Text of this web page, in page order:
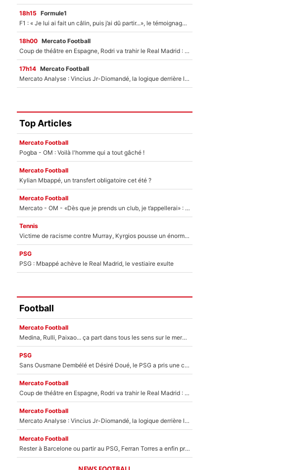
18h15 Formule1
F1 : « Je lui ai fait un câlin, puis j’ai dû partir...», le témoignage émouvant de Max Verstappen sur sa fille
18h00 Mercato Football
Coup de théâtre en Espagne, Rodri va trahir le Real Madrid : Le Ballon d'Or a choisi de signer au FC Barcelone !
17h14 Mercato Football
Mercato Analyse : Vincius Jr-Diomandé, la logique derrière la concordance des temps
Top Articles
Mercato Football
Pogba - OM : Voilà l'homme qui a tout gâché !
Mercato Football
Kylian Mbappé, un transfert obligatoire cet été ?
Mercato Football
Mercato - OM - «Dès que je prends un club, je t’appellerai» : La promesse de Marcelino au moment de claquer la porte
Tennis
Victime de racisme contre Murray, Kyrgios pousse un énorme coup de gueule !
PSG
PSG : Mbappé achève le Real Madrid, le vestiaire exulte
Football
Mercato Football
Medina, Rulli, Paixao... ça part dans tous les sens sur le mercato de l'OM : Frank McCourt va enfin récupérer l'argent qu'il attend ?
PSG
Sans Ousmane Dembélé et Désiré Doué, le PSG a pris une correction face à Majorque : Luis Enrique attend avec impatience des renforts !
Mercato Football
Coup de théâtre en Espagne, Rodri va trahir le Real Madrid : Le Ballon d'Or a choisi de signer au FC Barcelone !
Mercato Football
Mercato Analyse : Vincius Jr-Diomandé, la logique derrière la concordance des temps
Mercato Football
Rester à Barcelone ou partir au PSG, Ferran Torres a enfin pris sa décision : La course contre la montre est lancée !